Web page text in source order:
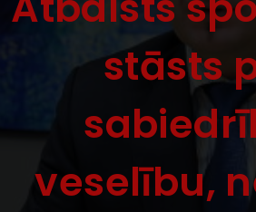
stāsts
veselību,